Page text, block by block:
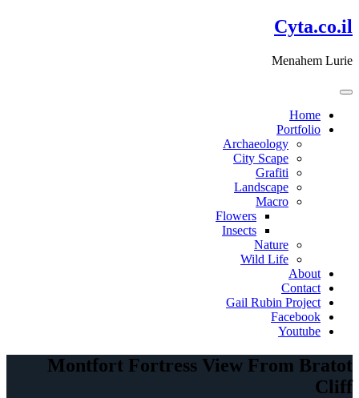
דלג
לתוכן
Cyta.co.il
Menahem Lurie
Home
Portfolio
Archaeology
City Scape
Grafiti
Landscape
Macro
Flowers
Insects
Nature
Wild Life
About
Contact
Gail Rubin Project
Facebook
Youtube
Montfort Fortress View From Bratot
Cliff